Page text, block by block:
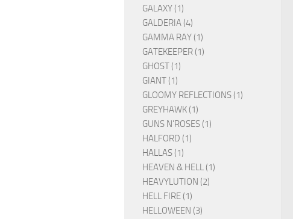
GALAXY (1)
GALDERIA (4)
GAMMA RAY (1)
GATEKEEPER (1)
GHOST (1)
GIANT (1)
GLOOMY REFLECTIONS (1)
GREYHAWK (1)
GUNS N'ROSES (1)
HALFORD (1)
HALLAS (1)
HEAVEN & HELL (1)
HEAVYLUTION (2)
HELL FIRE (1)
HELLOWEEN (3)